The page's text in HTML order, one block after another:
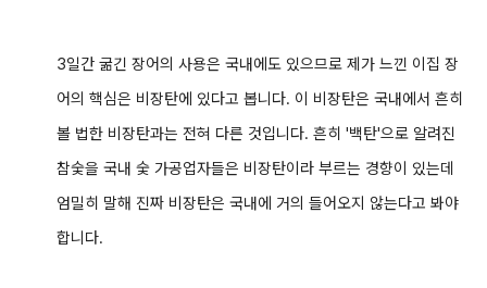
3일간 굶긴 장어의 사용은 국내에도 있으므로 제가 느낀 이집 장
어의 핵심은 비장탄에 있다고 봅니다. 이 비장탄은 국내에서 흔히
볼 법한 비장탄과는 전혀 다른 것입니다. 흔히 '백탄'으로 알려진
참숯을 국내 숯 가공업자들은 비장탄이라 부르는 경향이 있는데
엄밀히 말해 진짜 비장탄은 국내에 거의 들어오지 않는다고 봐야
합니다.